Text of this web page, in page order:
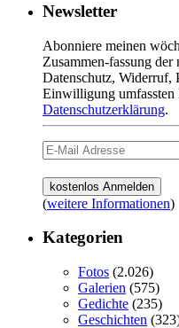
Newsletter
Abonniere meinen
Zusammen-fassung
Datenschutz, Widerruf,
Einwilligung umfassten
Datenschutzerklärung.
(weitere Informationen)
Kategorien
Fotos (2.026)
Galerien (575)
Gedichte (235)
Geschichten